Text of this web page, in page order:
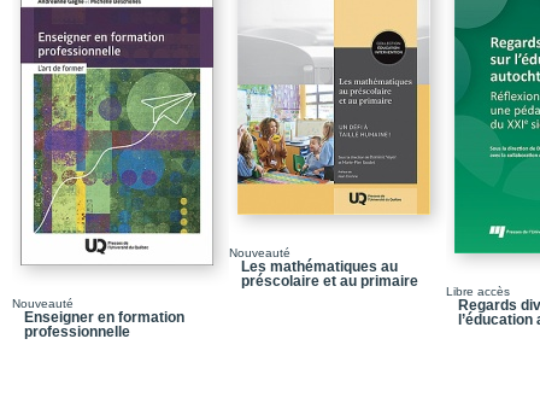
Nouveauté
Enseigner en formation
professionnelle
Nouveauté
Les mathématiques au
préscolaire et au primaire
Libre accès
Regards